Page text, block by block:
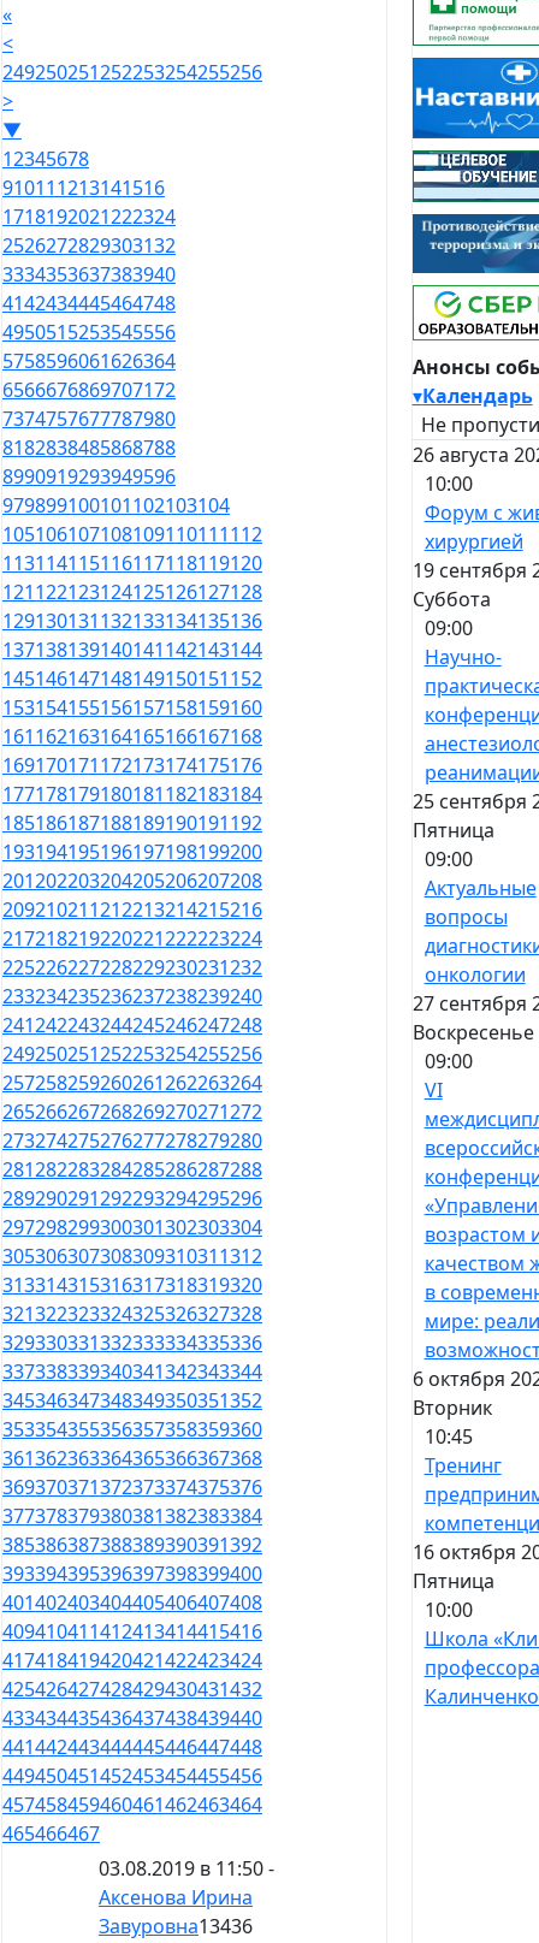
«
<
249250251252253254255256
>
▼
12345678
910111213141516
1718192021222324
2526272829303132
3334353637383940
4142434445464748
4950515253545556
5758596061626364
6566676869707172
7374757677787980
8182838485868788
8990919293949596
979899100101102103104
105106107108109110111112
113114115116117118119120
121122123124125126127128
129130131132133134135136
137138139140141142143144
145146147148149150151152
153154155156157158159160
161162163164165166167168
169170171172173174175176
177178179180181182183184
185186187188189190191192
193194195196197198199200
201202203204205206207208
209210211212213214215216
217218219220221222223224
225226227228229230231232
233234235236237238239240
241242243244245246247248
249250251252253254255256
257258259260261262263264
265266267268269270271272
273274275276277278279280
281282283284285286287288
289290291292293294295296
297298299300301302303304
305306307308309310311312
313314315316317318319320
321322323324325326327328
329330331332333334335336
337338339340341342343344
345346347348349350351352
353354355356357358359360
361362363364365366367368
369370371372373374375376
377378379380381382383384
385386387388389390391392
393394395396397398399400
401402403404405406407408
409410411412413414415416
417418419420421422423424
425426427428429430431432
433434435436437438439440
441442443444445446447448
449450451452453454455456
457458459460461462463464
465466467
03.08.2019 в 11:50 -
Аксенова Ирина
Завуровна13436
Анонсы
▾Календарь
Не
26 августа
10:00
Форум с
хирургией
19 сентября
Суббота
09:00
Научно-
25 сентября
Пятница
09:00
Актуальные
вопросы
онкологии
27 сентября
Воскресенье
09:00
VI
возрастом
качеством
в
мире:
6 октября
Вторник
10:45
Тренинг
16 октября
Пятница
10:00
Школа
профессора